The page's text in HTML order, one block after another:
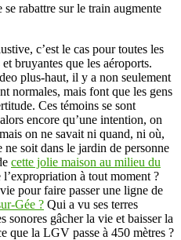
se rabattre sur le train augmente
c’est le cas pour toutes les
bruyantes que les aéroports.
plus-haut, il y a non seulement
normales, mais font que les gens
Ces témoins se sont
encore qu’une intention, on
on ne savait ni quand, ni où,
soit dans le jardin de personne
cette jolie maison au milieu du
à tout moment ?
pour faire passer une ligne de
Gée ? Qui a vu ses terres
sonores gâcher la vie et baisser la
que la LGV passe à 450 mètres ?